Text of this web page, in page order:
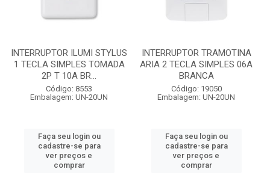
INTERRUPTOR ILUMI STYLUS
1 TECLA SIMPLES TOMADA
2P T 10A BR...
Código: 8553
Embalagem: UN-20UN
Faça seu login ou
cadastre-se para
ver preços e
comprar
INTERRUPTOR TRAMOTINA
ARIA 2 TECLA SIMPLES 06A
BRANCA
Código: 19050
Embalagem: UN-20UN
Faça seu login ou
cadastre-se para
ver preços e
comprar